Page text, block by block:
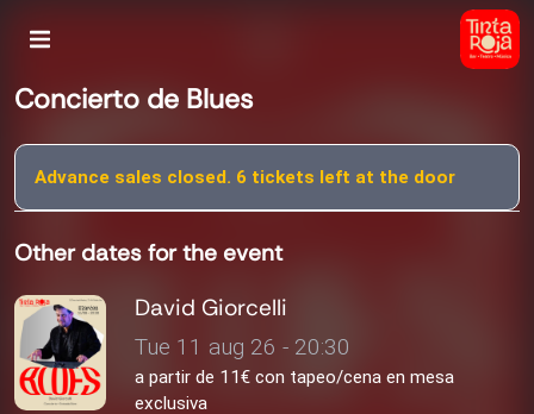
Concierto de Blues
Advance sales closed. 6 tickets left at the door
Other dates for the event
David Giorcelli
Tue 11 aug 26 - 20:30
a partir de 11€ con tapeo/cena en mesa
exclusiva